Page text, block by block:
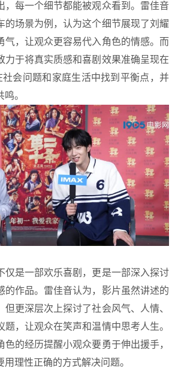
，每一个细节都能被观众看到。雷佳音
的场景为例，认为这个细节展现了刘耀
气，让观众更容易代入角色的情感。而
力于将真实质感和喜剧效果准确呈现在
会问题和家庭生活中找到平衡点，并
。
仅是一部欢乐喜剧，更是一部深入探讨
的作品。雷佳音认为，影片虽然讲述的
但更深层次上探讨了社会风气、人情、
题，让观众在笑声和温情中思考人生。
的经历提醒小观众要勇于伸出援手，
理性正确的方式解决问题。